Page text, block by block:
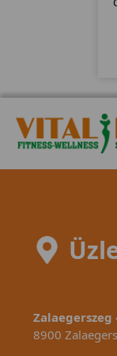
8900